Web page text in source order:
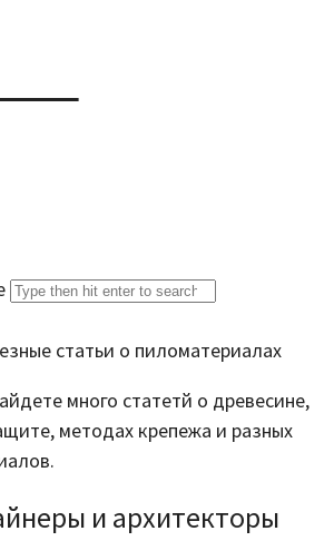
статьи о пиломатериалах
много статетй о древесине,
методах крепежа и разных
и архитекторы